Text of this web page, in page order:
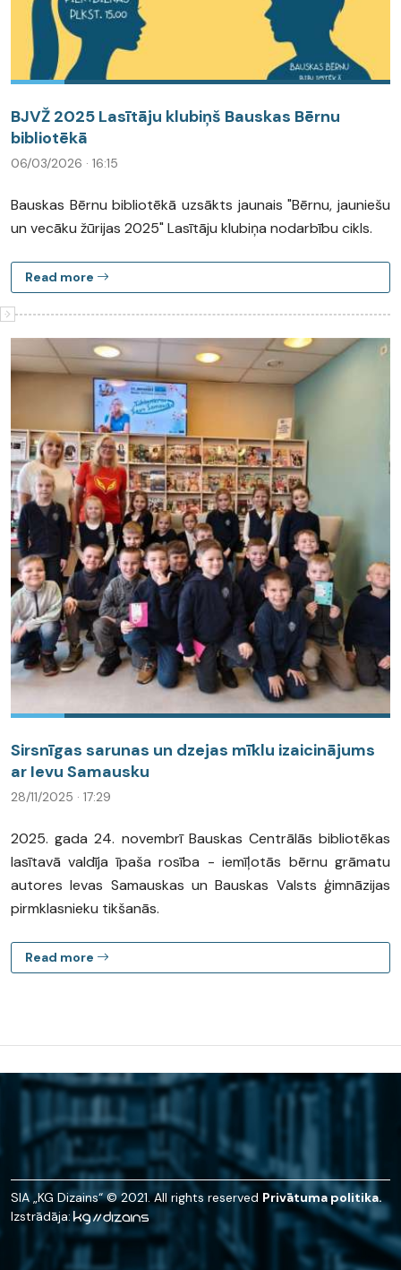
BJVŽ 2025 Lasītāju klubiņš Bauskas Bērnu
bibliotēkā
06/03/2026 · 16:15
Bauskas Bērnu bibliotēkā uzsākts jaunais "Bērnu, jauniešu
un vecāku žūrijas 2025" Lasītāju klubiņa nodarbību cikls.
Read more
Sirsnīgas sarunas un dzejas mīklu izaicinājums
ar Ievu Samausku
28/11/2025 · 17:29
2025. gada 24. novembrī Bauskas Centrālās bibliotēkas
lasītavā valdīja īpaša rosība - iemīļotās bērnu grāmatu
autores Ievas Samauskas un Bauskas Valsts ģimnāzijas
pirmklasnieku tikšanās.
Read more
SIA „KG Dizains“ © 2021. All rights reserved Privātuma politika.
Izstrādāja: